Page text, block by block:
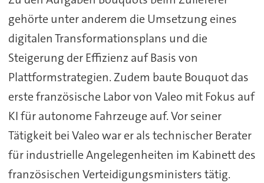
gehörte unter anderem die Umsetzung eines
digitalen Transformationsplans und die
Steigerung der Effizienz auf Basis von
Plattformstrategien. Zudem baute Bouquot das
erste französische Labor von Valeo mit Fokus auf
KI für autonome Fahrzeuge auf. Vor seiner
Tätigkeit bei Valeo war er als technischer Berater
für industrielle Angelegenheiten im Kabinett des
französischen Verteidigungsministers tätig.